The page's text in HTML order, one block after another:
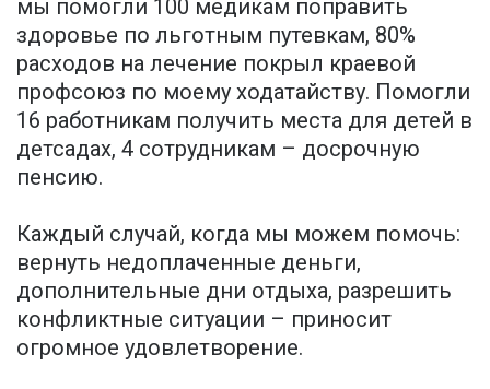
мы помогли 100 медикам поправить
здоровье по льготным путевкам, 80%
расходов на лечение покрыл краевой
профсоюз по моему ходатайству. Помогли
16 работникам получить места для детей в
детсадах, 4 сотрудникам – досрочную
пенсию.
Каждый случай, когда мы можем помочь:
вернуть недоплаченные деньги,
дополнительные дни отдыха, разрешить
конфликтные ситуации – приносит
огромное удовлетворение.